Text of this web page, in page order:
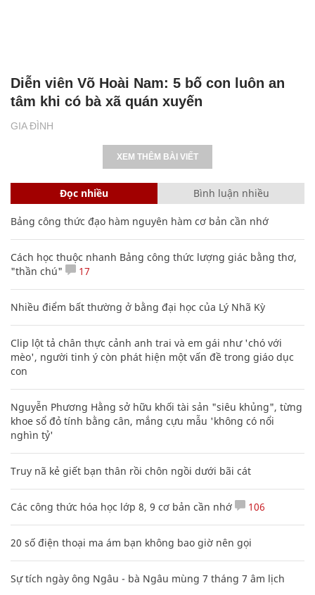
GIA ĐÌNH
Diễn viên Võ Hoài Nam: 5 bố con luôn an
tâm khi có bà xã quán xuyến
XEM THÊM BÀI VIẾT
Đọc nhiều Bình luận nhiều
Bảng công thức đạo hàm nguyên hàm cơ bản cần nhớ
Cách học thuộc nhanh Bảng công thức lượng giác bằng thơ,
"thần chú"
17
Nhiều điểm bất thường ở bằng đại học của Lý Nhã Kỳ
Clip lột tả chân thực cảnh anh trai và em gái như 'chó với
mèo', người tinh ý còn phát hiện một vấn đề trong giáo dục
con
Nguyễn Phương Hằng sở hữu khối tài sản "siêu khủng", từng
khoe sổ đỏ tính bằng cân, mắng cựu mẫu 'không có nổi
nghìn tỷ'
Truy nã kẻ giết bạn thân rồi chôn ngồi dưới bãi cát
Các công thức hóa học lớp 8, 9 cơ bản cần nhớ 106
20 số điện thoại ma ám bạn không bao giờ nên gọi
Sự tích ngày ông Ngâu - bà Ngâu mùng 7 tháng 7 âm lịch